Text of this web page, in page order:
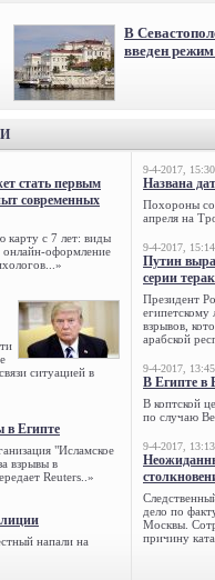
В
введен
стать первым
современных
карту с 7 лет: виды
онлайн-оформление
ситуацией в
в Египте
"Исламское
взрывы в
Reuters..»
напали на
9-4-2017, 15:30
Названа
Похороны
апреля на
9-4-2017, 15:14
Путин
серии
Президент
египетскому
взрывов,
арабской
9-4-2017, 13:45
В Египте в
В коптской
по случаю
9-4-2017, 13:13
дело по
Москвы.
причину